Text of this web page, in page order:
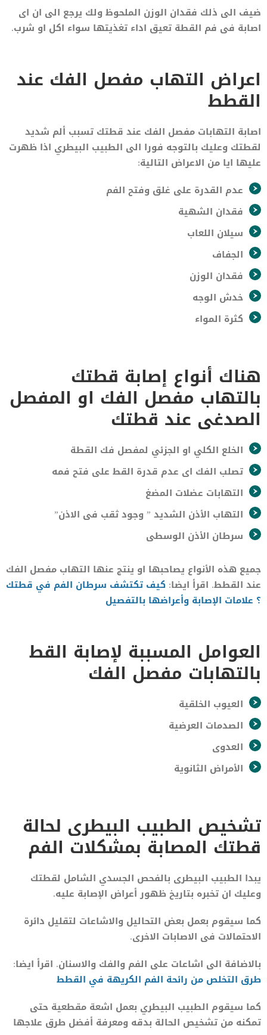
ضيف الى ذلك فقدان الوزن الملحوظ ولك يرجع الى ان اى
اصابة فى فم القطة تعيق اداء تغذيتها سواء اكل او شرب.
اعراض التهاب مفصل الفك عند
القطط
اصابة التهابات مفصل الفك عند قطتك تسبب ألم شديد
لقطتك وعليك بالتوجه فورا الى الطبيب البيطري اذا ظهرت
عليها ايا من الاعراض التالية:
عدم القدرة على غلق وفتح الفم
فقدان الشهية
سيلان اللعاب
الجفاف
فقدان الوزن
خدش الوجه
كثرة المواء
هناك أنواع إصابة قطتك
بالتهاب مفصل الفك او المفصل
الصدغى عند قطتك
الخلع الكلي او الجزئي لمفصل فك القطة
تصلب الفك اى عدم قدرة القط على فتح فمه
التهابات عضلات المضغ
التهاب الأذن الشديد ” وجود ثقب فى الاذن”
سرطان الأذن الوسطى
جميع هذه الأنواع يصاحبها او ينتج عنها التهاب مفصل الفك
عند القطط. اقرأ ايضا: كيف تكتشف سرطان الفم في قطتك
؟ علامات الإصابة وأعراضها بالتفصيل
العوامل المسببة لإصابة القط
بالتهابات مفصل الفك
العيوب الخلقية
الصدمات العرضية
العدوى
الأمراض الثانوية
تشخيص الطبيب البيطرى لحالة
قطتك المصابة بمشكلات الفم
يبدا الطبيب البيطرى بالفحص الجسدي الشامل لقطتك
وعليك ان تخبره بتاريخ ظهور أعراض الإصابة عليه.
كما سيقوم بعمل بعض التحاليل والاشاعات لتقليل دائرة
الاحتمالات فى الاصابات الاخرى.
بالاضافة الى اشاعات على الفم والفك والاسنان. اقرأ ايضا:
طرق التخلص من رائحة الفم الكريهة في القطط
كما سيقوم الطبيب البيطري بعمل اشعة مقطعية حتى
تمكنه من تشخيص الحالة بدقه ومعرفة أفضل طرق علاجها